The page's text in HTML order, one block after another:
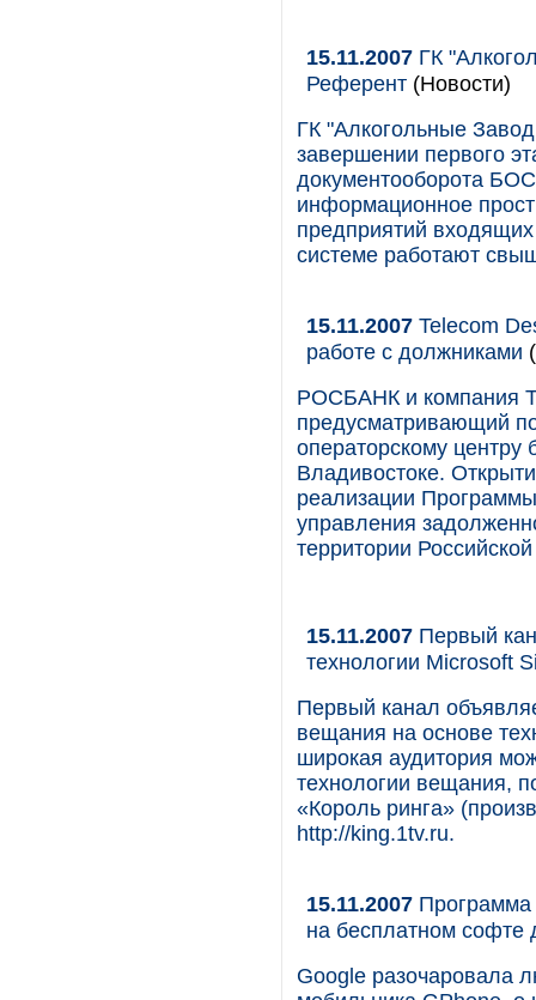
15.11.2007 ГК
Референт (Новости)
ГК "Алкогольные
завершении первого
документооборота
информационное
предприятий
системе работают
15.11.2007 Telecom
работе с должниками
РОСБАНК и компания
предусматривающий
операторскому центру
Владивостоке.
реализации
управления
территории
15.11.2007 Первый
технологии Microsoft
Первый канал
вещания на основе
широкая аудитория
технологии вещания,
«Король ринга»
http://king.1tv.ru.
15.11.2007 Программа
на бесплатном софте
Google разочаровала